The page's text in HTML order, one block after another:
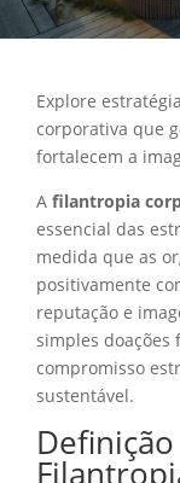
Explore
corporativa que
fortalecem a
A filantropia
essencial das
medida que as
positivamente
reputação e
simples doações
compromisso
sustentável.